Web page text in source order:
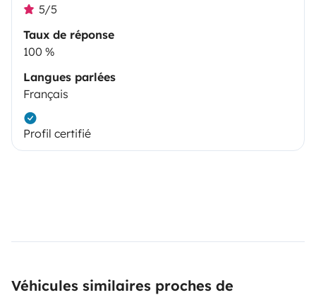
5/5
Taux de réponse
100 %
Langues parlées
Français
Profil certifié
Véhicules similaires proches de